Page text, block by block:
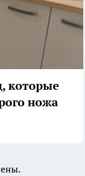
которые
ножа